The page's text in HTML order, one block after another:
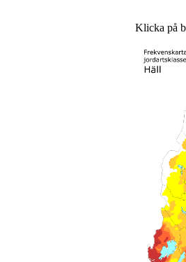
Klicka på